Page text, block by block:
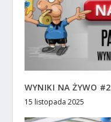
WYNIKI NA ŻYWO
15 listopada 2025